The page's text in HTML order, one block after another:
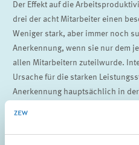
Der Effekt auf die
drei der acht Mitarbeiter einen
Weniger stark, aber immer noch
Anerkennung, wenn sie nur dem
allen Mitarbeitern zuteilwurde.
Ursache für die starken
Anerkennung hauptsächlich in